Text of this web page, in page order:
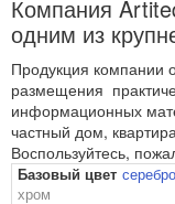
Компания
одним из
Продукция компании
размещения
информационных
частный дом,
Воспользуйтесь,
Базовый цвет серебро
хром